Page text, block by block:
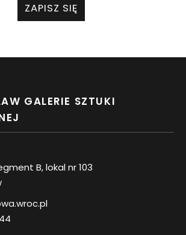
ZAPISZ SIĘ
GALERIE SZTUKI
B, lokal nr 103